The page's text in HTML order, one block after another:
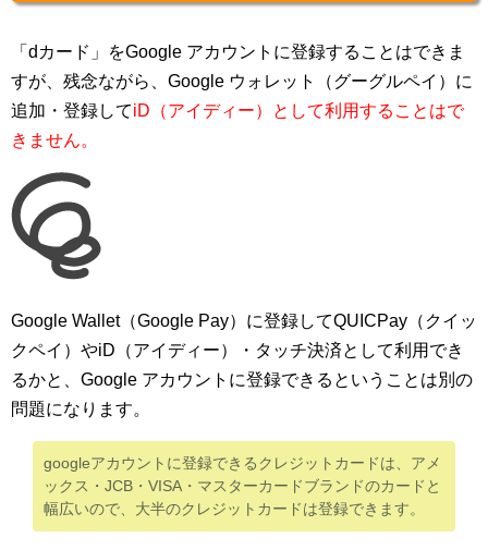
「dカード」をGoogle アカウントに登録することはできま
すが、残念ながら、Google ウォレット（グーグルペイ）に
追加・登録してiD（アイディー）として利用することはで
きません。
Google Wallet（Google Pay）に登録してQUICPay（クイッ
クペイ）やiD（アイディー）・タッチ決済として利用でき
るかと、Google アカウントに登録できるということは別の
問題になります。
googleアカウントに登録できるクレジットカードは、アメ
ックス・JCB・VISA・マスターカードブランドのカードと
幅広いので、大半のクレジットカードは登録できます。